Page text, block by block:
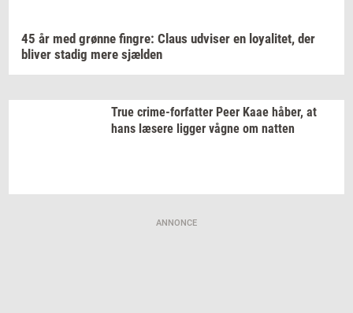
45 år med grøn­ne fin­gre: Claus ud­vi­ser en loy­a­li­tet, der
bli­ver sta­dig mere sjæl­den
True crime-​forfatter Peer Kaae håber, at
hans læ­se­re lig­ger vågne om nat­ten
ANNONCE